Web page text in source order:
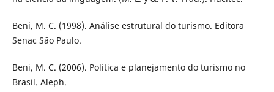
Beni, M. C. (1998). Análise estrutural do turismo. Editora
Senac São Paulo.
Beni, M. C. (2006). Política e planejamento do turismo no
Brasil. Aleph.